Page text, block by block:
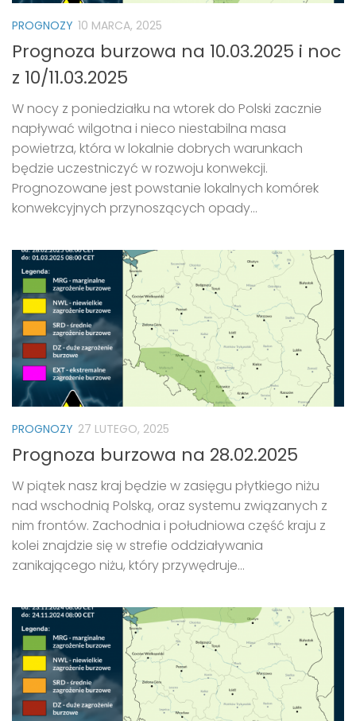
PROGNOZY 10 MARCA, 2025
Prognoza burzowa na 10.03.2025 i noc
z 10/11.03.2025
W nocy z poniedziałku na wtorek do Polski zacznie
napływać wilgotna i nieco niestabilna masa
powietrza, która w lokalnie dobrych warunkach
będzie uczestniczyć w rozwoju konwekcji.
Prognozowane jest powstanie lokalnych komórek
konwekcyjnych przynoszących opady...
PROGNOZY 27 LUTEGO, 2025
Prognoza burzowa na 28.02.2025
W piątek nasz kraj będzie w zasięgu płytkiego niżu
nad wschodnią Polską, oraz systemu związanych z
nim frontów. Zachodnia i południowa część kraju z
kolei znajdzie się w strefie oddziaływania
zanikającego niżu, który przywędruje...